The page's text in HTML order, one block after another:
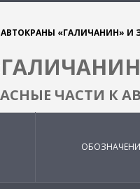
АВТОКРАНЫ «ГАЛИЧАНИН» И
ЧАСТИ К